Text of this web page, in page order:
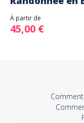
À partir de
45,00 €